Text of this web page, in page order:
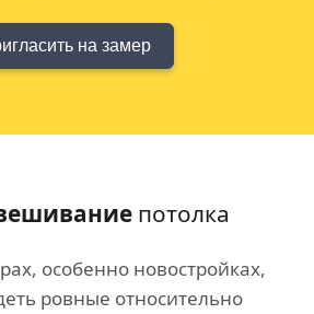
на замер
потолка
особенно новостройках,
ровные относительно